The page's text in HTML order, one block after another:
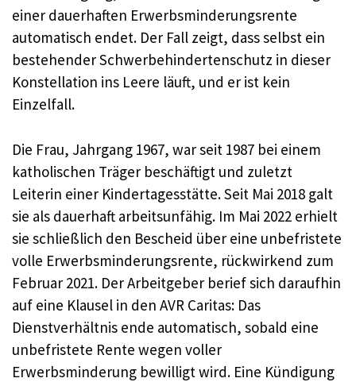
einer dauerhaften Erwerbsminderungsrente
automatisch endet. Der Fall zeigt, dass selbst ein
bestehender Schwerbehindertenschutz in dieser
Konstellation ins Leere läuft, und er ist kein
Einzelfall.
Die Frau, Jahrgang 1967, war seit 1987 bei einem
katholischen Träger beschäftigt und zuletzt
Leiterin einer Kindertagesstätte. Seit Mai 2018 galt
sie als dauerhaft arbeitsunfähig. Im Mai 2022 erhielt
sie schließlich den Bescheid über eine unbefristete
volle Erwerbsminderungsrente, rückwirkend zum
Februar 2021. Der Arbeitgeber berief sich daraufhin
auf eine Klausel in den AVR Caritas: Das
Dienstverhältnis ende automatisch, sobald eine
unbefristete Rente wegen voller
Erwerbsminderung bewilligt wird. Eine Kündigung